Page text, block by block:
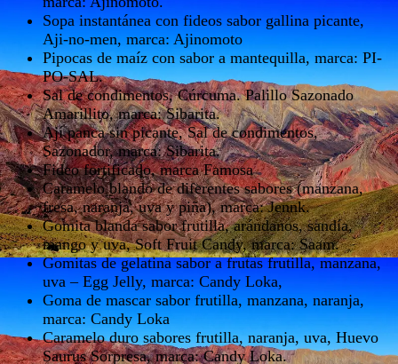
Sopa instantánea con fideos sabor gallina picante,
Aji-no-men, marca: Ajinomoto
Pipocas de maíz con sabor a mantequilla, marca: PI-
PO-SAL.
Sal de condimentos, Cúrcuma. Palillo Sazonado
Amarillito, marca: Sibarita.
Ají panca sin picante, Sal de condimentos,
Sazonador, marca: Sibarita.
Fideo fortificado, marca Famosa
Caramelo blando de diferentes sabores (manzana,
fresa, naranja, uva y piña), marca: Jennk.
Gomita blanda sabor frutilla, arándanos, sandía,
mango y uva, Soft Fruit Candy, marca: Saam.
Gomitas de gelatina sabor a frutas frutilla, manzana,
uva – Egg Jelly, marca: Candy Loka,
Goma de mascar sabor frutilla, manzana, naranja,
marca: Candy Loka
Caramelo duro sabores frutilla, naranja, uva, Huevo
Saurus Sorpresa, marca: Candy Loka.